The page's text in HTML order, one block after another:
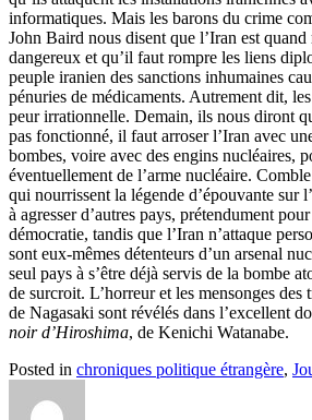
informatiques. Mais les barons du crime
John Baird nous disent que l’Iran est quand
dangereux et qu’il faut rompre les liens
peuple iranien des sanctions inhumaines
pénuries de médicaments. Autrement dit,
peur irrationnelle. Demain, ils nous diront
pas fonctionné, il faut arroser l’Iran avec
bombes, voire avec des engins nucléaires,
éventuellement de l’arme nucléaire.
qui nourrissent la légende d’épouvante sur
à agresser d’autres pays, prétendument
démocratie, tandis que l’Iran n’attaque
sont eux-mêmes détenteurs d’un arsenal
seul pays à s’être déjà servis de la bombe
de surcroit. L’horreur et les mensonges des
de Nagasaki sont révélés dans l’excellent
noir d’Hiroshima, de Kenichi Watanabe.
Posted in chroniques politique étrangère,